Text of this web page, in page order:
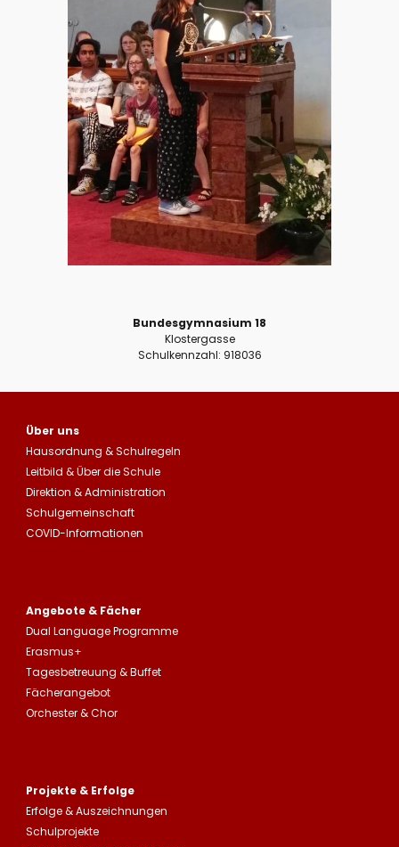
Bundesgymnasium 18
Klostergasse
Schulkennzahl: 918036
Über uns
Hausordnung &Schulregeln
Leitbild&Über die Schule
Direktion & Administration
Schulgemeinschaft
COVID-Informationen
Angebote & Fächer
Dual Language Programme
Erasmus+
Tagesbetreuung &Buffet
Fächerangebot
Orchester & Chor
Projekte & Erfolge
Erfolge &Auszeichnungen
Schulprojekte